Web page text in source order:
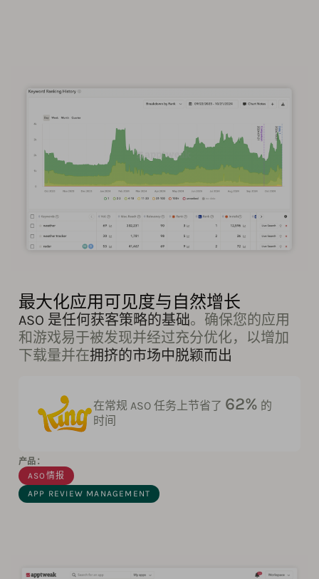
最大化应用可见度与自然增长
ASO 是任何获客策略的基础。确保您的应用
和游戏易于被发现并经过充分优化，以增加
下载量并在拥挤的市场中脱颖而出
在常规 ASO 任务上节省了 62% 的
时间
产品：
ASO情报
APP REVIEW MANAGEMENT